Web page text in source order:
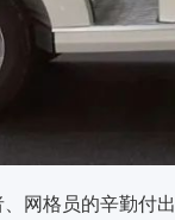
网格员的辛勤付